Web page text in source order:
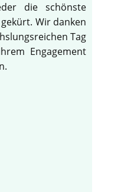
die schönste
Wir danken
Tag
Engagement